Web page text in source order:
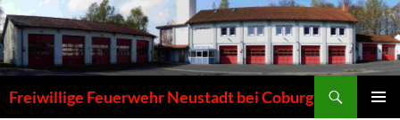
Zum
Inhalt
springen
Freiwillige Feuerwehr Neustadt bei Coburg